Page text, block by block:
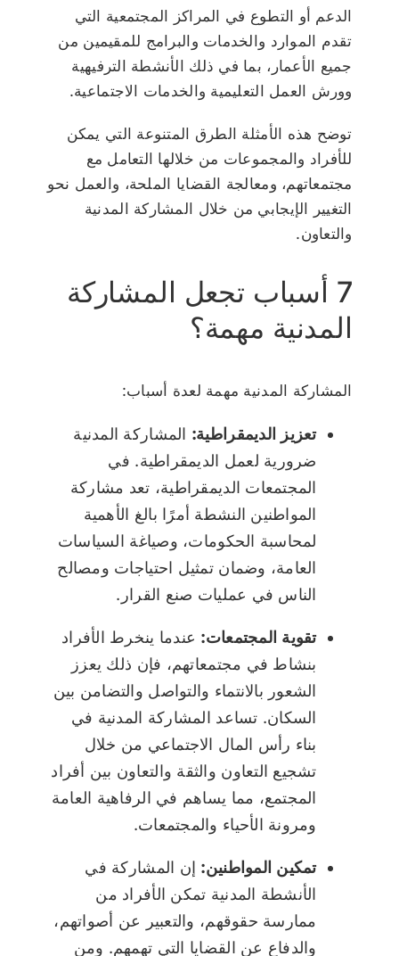
الدعم أو التطوع في المراكز المجتمعية التي
تقدم الموارد والخدمات والبرامج للمقيمين من
جميع الأعمار، بما في ذلك الأنشطة الترفيهية
وورش العمل التعليمية والخدمات الاجتماعية.
توضح هذه الأمثلة الطرق المتنوعة التي يمكن
للأفراد والمجموعات من خلالها التعامل مع
مجتمعاتهم، ومعالجة القضايا الملحة، والعمل نحو
التغيير الإيجابي من خلال المشاركة المدنية
والتعاون.
7 أسباب تجعل المشاركة
المدنية مهمة؟
المشاركة المدنية مهمة لعدة أسباب:
تعزيز الديمقراطية: المشاركة المدنية
ضرورية لعمل الديمقراطية. في
المجتمعات الديمقراطية، تعد مشاركة
المواطنين النشطة أمرًا بالغ الأهمية
لمحاسبة الحكومات، وصياغة السياسات
العامة، وضمان تمثيل احتياجات ومصالح
الناس في عمليات صنع القرار.
تقوية المجتمعات: عندما ينخرط الأفراد
بنشاط في مجتمعاتهم، فإن ذلك يعزز
الشعور بالانتماء والتواصل والتضامن بين
السكان. تساعد المشاركة المدنية في
بناء رأس المال الاجتماعي من خلال
تشجيع التعاون والثقة والتعاون بين أفراد
المجتمع، مما يساهم في الرفاهية العامة
ومرونة الأحياء والمجتمعات.
تمكين المواطنين: إن المشاركة في
الأنشطة المدنية تمكن الأفراد من
ممارسة حقوقهم، والتعبير عن أصواتهم،
والدفاع عن القضايا التي تهمهم. ومن